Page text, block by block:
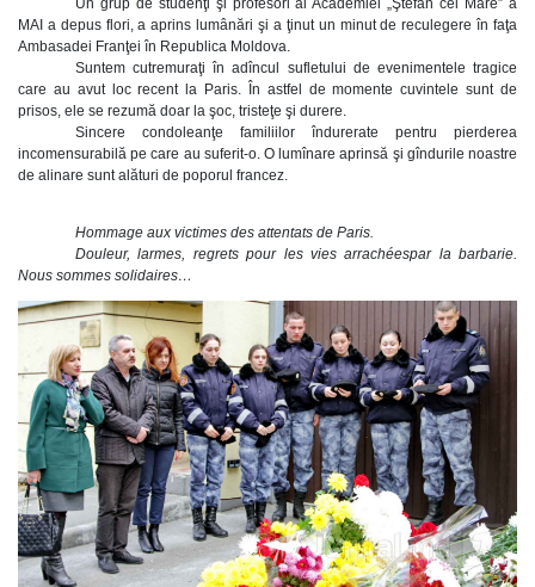
Un grup de studenţi şi profesori ai Academiei „Ştefan cel Mare” a
MAI a depus flori, a aprins lumânări şi a ţinut un minut de reculegere în faţa
Ambasadei Franţei în Republica Moldova.
Suntem cutremuraţi în adîncul sufletului de evenimentele tragice
care au avut loc recent la Paris. În astfel de momente cuvintele sunt de
prisos, ele se rezumă doar la şoc, tristeţe şi durere.
Sincere condoleanţe familiilor îndurerate pentru pierderea
incomensurabilă pe care au suferit-o. O lumînare aprinsă şi gîndurile noastre
de alinare sunt alături de poporul francez.
Hommage aux victimes des attentats de Paris.
Douleur, larmes, regrets pour les vies arrachéespar la barbarie.
Nous sommes solidaires…